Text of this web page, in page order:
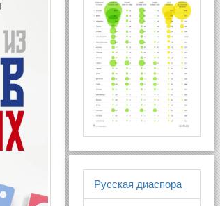
Русская диаспора